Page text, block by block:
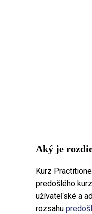
Aký je
Kurz
predošlého
užívateľské a
rozsahu